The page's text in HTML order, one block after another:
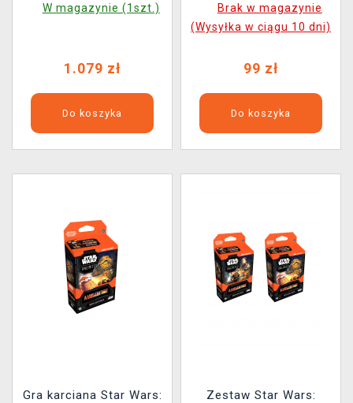
Box (12 boosterów)
W magazynie (1szt.)
1.079 zł
Do koszyka
(Leia Organa)
Brak w magazynie
(Wysyłka w ciągu 10 dni)
99 zł
Do koszyka
Gra karciana Star Wars:
Zestaw Star Wars: